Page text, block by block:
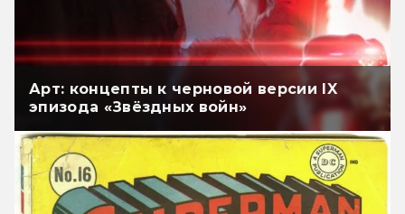
Арт: концепты к черновой версии IX
эпизода «Звёздных войн»